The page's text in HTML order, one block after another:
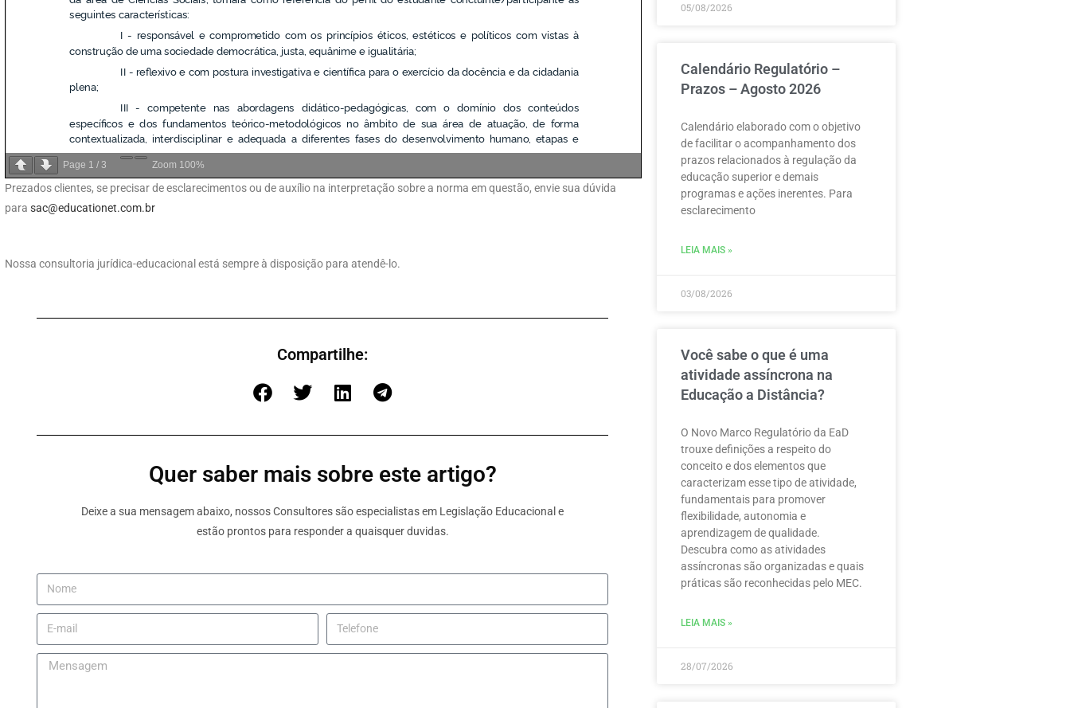
Page 1 / 3 Zoom 100%
Prezados clientes, se precisar de esclarecimentos ou de auxílio na interpretação sobre a norma em questão, envie sua dúvida
para sac@educationet.com.br
Nossa consultoria jurídica-educacional está sempre à disposição para atendê-lo.
Compartilhe:
Quer saber mais sobre este artigo?
Deixe a sua mensagem abaixo, nossos Consultores são especialistas em Legislação Educacional e
estão prontos para responder a quaisquer duvidas.
05/08/2026
Calendário Regulatório –
Prazos – Agosto 2026
Calendário elaborado com o objetivo
de facilitar o acompanhamento dos
prazos relacionados à regulação da
educação superior e demais
programas e ações inerentes. Para
esclarecimento
LEIA MAIS »
03/08/2026
Você sabe o que é uma
atividade assíncrona na
Educação a Distância?
O Novo Marco Regulatório da EaD
trouxe definições a respeito do
conceito e dos elementos que
caracterizam esse tipo de atividade,
fundamentais para promover
flexibilidade, autonomia e
aprendizagem de qualidade.
Descubra como as atividades
assíncronas são organizadas e quais
práticas são reconhecidas pelo MEC.
LEIA MAIS »
28/07/2026